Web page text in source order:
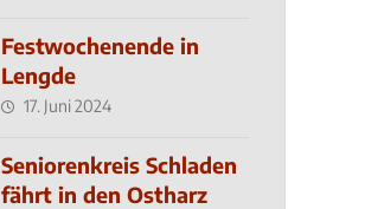
Festwochenende in
Lengde
17. Juni 2024
Seniorenkreis Schladen
fährt in den Ostharz